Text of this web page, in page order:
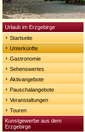
Urlaub im Erzgebirge
Startseite
Unterkünfte
Gastronomie
Sehenswertes
Aktivangebote
Pauschalangebote
Veranstaltungen
Touren
Kunstgewerbe aus dem
Erzgebirge